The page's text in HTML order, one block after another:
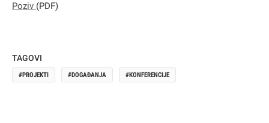
Poziv (PDF)
TAGOVI
PROJEKTI DOGAĐANJA KONFERENCIJE